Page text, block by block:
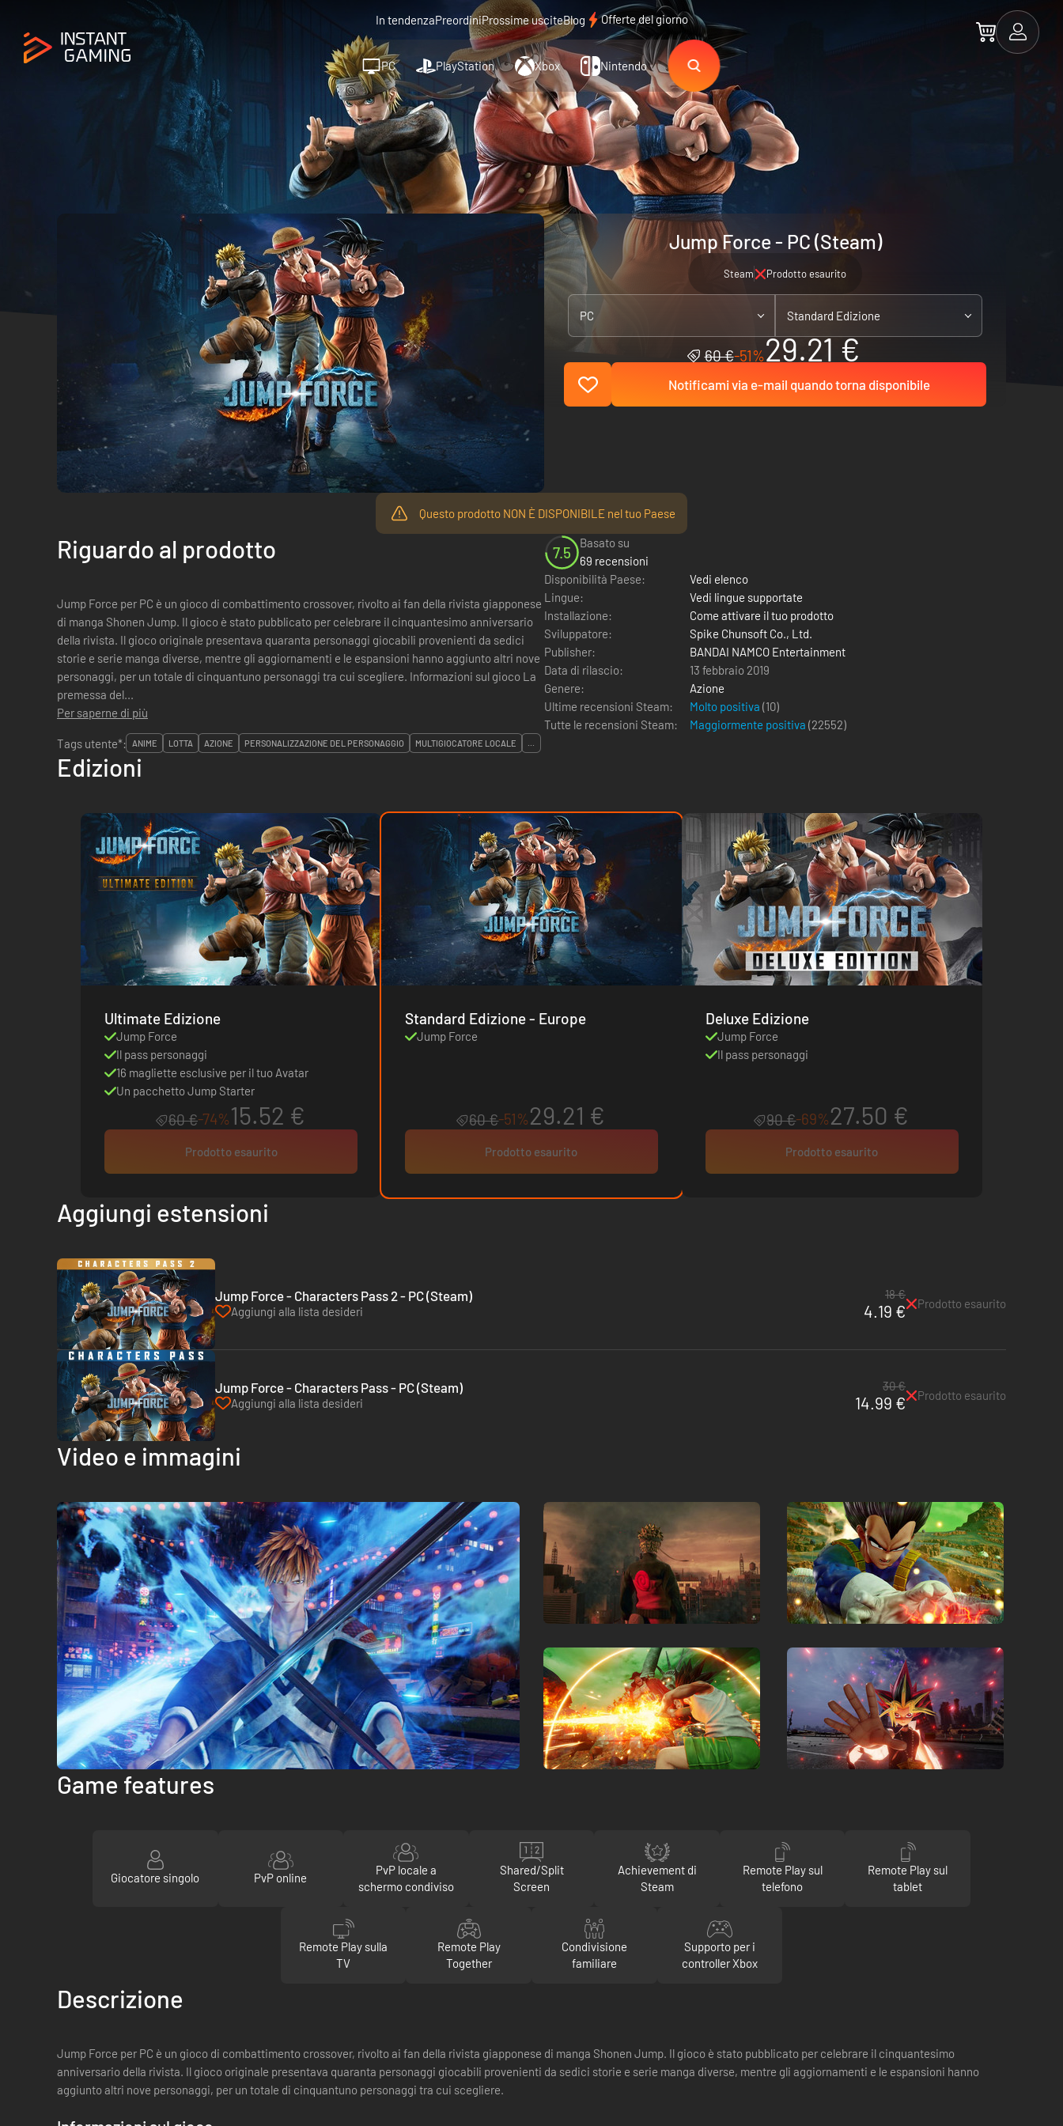
In tendenzaPreordiniProssime usciteBlog Offerte del giorno
PC PlayStation Xbox Nintendo
Jump Force - PC (Steam)
Steam Prodotto esaurito
PC Standard Edizione
60 €-51%29.21 €
Notificami via e-mail quando torna disponibile
Questo prodotto NON È DISPONIBILE nel tuo Paese
Riguardo al prodotto
Jump Force per PC è un gioco di combattimento crossover, rivolto ai fan della rivista giapponese
di manga Shonen Jump. Il gioco è stato pubblicato per celebrare il cinquantesimo anniversario
della rivista. Il gioco originale presentava quaranta personaggi giocabili provenienti da sedici
storie e serie manga diverse, mentre gli aggiornamenti e le espansioni hanno aggiunto altri nove
personaggi, per un totale di cinquantuno personaggi tra cui scegliere. Informazioni sul gioco La
premessa del...
Per saperne di più
7.5
Basato su
69 recensioni
Disponibilità Paese:
Vedi elenco
Lingue:
Vedi lingue supportate
Installazione:
Come attivare il tuo prodotto
Sviluppatore:
Spike Chunsoft Co., Ltd.
Publisher:
BANDAI NAMCO Entertainment
Data di rilascio:
13 febbraio 2019
Genere:
Azione
Ultime recensioni Steam:
Molto positiva (10)
Tutte le recensioni Steam:
Maggiormente positiva (22552)
Tags utente*:
ANIME LOTTA AZIONE PERSONALIZZAZIONE DEL PERSONAGGIO MULTIGIOCATORE LOCALE ...
Edizioni
Ultimate Edizione
Jump Force
Il pass personaggi
16 magliette esclusive per il tuo Avatar
Un pacchetto Jump Starter
60 €-74%15.52 €
Prodotto esaurito
Standard Edizione - Europe
Jump Force
60 €-51%29.21 €
Prodotto esaurito
Deluxe Edizione
Jump Force
Il pass personaggi
90 €-69%27.50 €
Prodotto esaurito
Aggiungi estensioni
Jump Force - Characters Pass 2 - PC (Steam)
Aggiungi alla lista desideri
18 €
4.19 € Prodotto esaurito
Jump Force - Characters Pass - PC (Steam)
Aggiungi alla lista desideri
30 €
14.99 € Prodotto esaurito
Video e immagini
Game features
Giocatore singolo PvP online
PvP locale a
schermo condiviso
Shared/Split
Screen
Achievement di
Steam
Remote Play sul
telefono
Remote Play sul
tablet
Remote Play sulla
TV
Remote Play
Together
Condivisione
familiare
Supporto per i
controller Xbox
Descrizione
Jump Force per PC è un gioco di combattimento crossover, rivolto ai fan della rivista giapponese di manga Shonen Jump. Il gioco è stato pubblicato per celebrare il cinquantesimo
anniversario della rivista. Il gioco originale presentava quaranta personaggi giocabili provenienti da sedici storie e serie manga diverse, mentre gli aggiornamenti e le espansioni hanno
aggiunto altri nove personaggi, per un totale di cinquantuno personaggi tra cui scegliere.